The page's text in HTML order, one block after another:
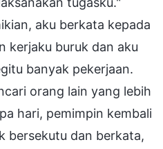
aku berkata kepada
kerjaku buruk dan aku
banyak pekerjaan.
orang lain yang lebih
hari, pemimpin kembali
bersekutu dan berkata,